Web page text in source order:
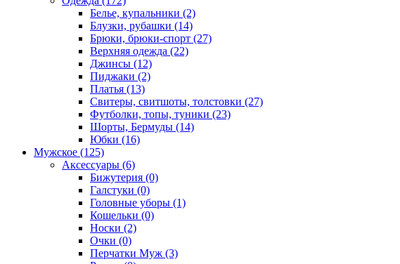
Белье, купальники (2)
Блузки, рубашки (14)
Брюки, брюки-спорт (27)
Верхняя одежда (22)
Джинсы (12)
Пиджаки (2)
Платья (13)
Свитеры, свитшоты, толстовки (27)
Футболки, топы, туники (23)
Шорты, Бермуды (14)
Юбки (16)
Мужское (125)
Аксессуары (6)
Бижутерия (0)
Галстуки (0)
Головные уборы (1)
Кошельки (0)
Носки (2)
Очки (0)
Перчатки Муж (3)